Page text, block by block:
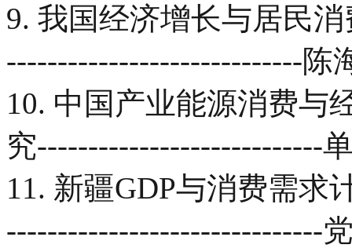
9. 我国经济增长与居民
-----------------------------陈
10. 中国产业能源消费与
究----------------------------
11. 新疆GDP与消费需求
-------------------------------